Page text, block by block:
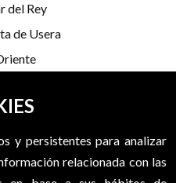
y persistentes para analizar
relacionada con las
del Rey
de Usera
Rey